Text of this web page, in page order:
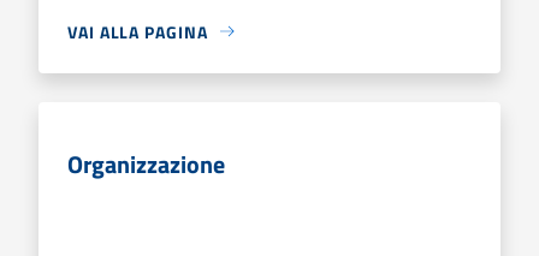
VAI ALLA PAGINA
Organizzazione